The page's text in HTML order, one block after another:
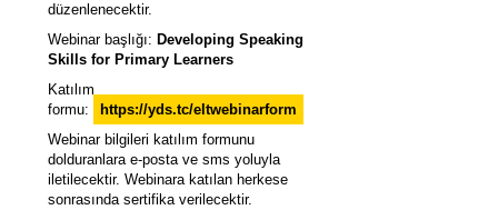
düzenlenecektir.
Webinar başlığı: Developing Speaking
Skills for Primary Learners
Katılım
formu:
https://yds.tc/eltwebinarform
Webinar bilgileri katılım formunu
dolduranlara e-posta ve sms yoluyla
iletilecektir. Webinara katılan herkese
sonrasında sertifika verilecektir.